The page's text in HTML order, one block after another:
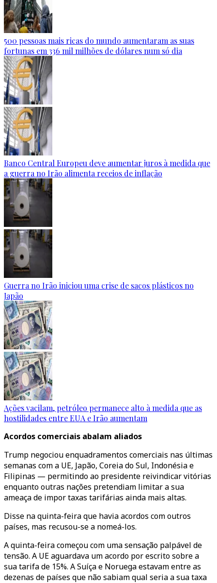
500 pessoas mais ricas do mundo aumentaram as suas
fortunas em 336 mil milhões de dólares num só dia
Banco Central Europeu deve aumentar juros à medida que
a guerra no Irão alimenta receios de inflação
Guerra no Irão iniciou uma crise de sacos plásticos no
Japão
Ações vacilam, petróleo permanece alto à medida que as
hostilidades entre EUA e Irão aumentam
Acordos comerciais abalam aliados
Trump negociou enquadramentos comerciais nas últimas
semanas com a UE, Japão, Coreia do Sul, Indonésia e
Filipinas — permitindo ao presidente reivindicar vitórias
enquanto outras nações pretendiam limitar a sua
ameaça de impor taxas tarifárias ainda mais altas.
Disse na quinta-feira que havia acordos com outros
países, mas recusou-se a nomeá-los.
A quinta-feira começou com uma sensação palpável de
tensão. A UE aguardava um acordo por escrito sobre a
sua tarifa de 15%. A Suíça e Noruega estavam entre as
dezenas de países que não sabiam qual seria a sua taxa